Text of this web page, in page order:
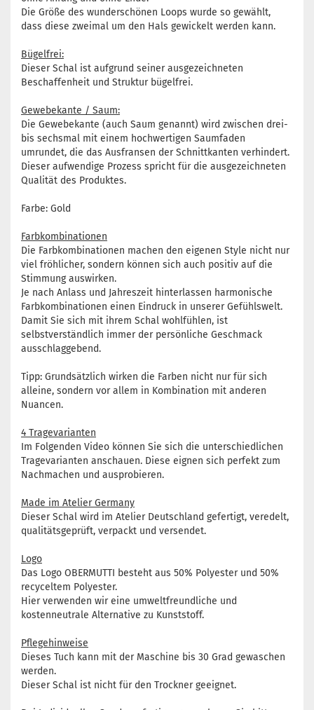
Die Größe des wunderschönen Loops wurde so gewählt,
dass diese zweimal um den Hals gewickelt werden kann.
Bügelfrei:
Dieser Schal ist aufgrund seiner ausgezeichneten
Beschaffenheit und Struktur bügelfrei.
Gewebekante / Saum:
Die Gewebekante (auch Saum genannt) wird zwischen drei-
bis sechsmal mit einem hochwertigen Saumfaden
umrundet, die das Ausfransen der Schnittkanten verhindert.
Dieser aufwendige Prozess spricht für die ausgezeichneten
Qualität des Produktes.
Farbe: Gold
Farbkombinationen
Die Farbkombinationen machen den eigenen Style nicht nur
viel fröhlicher, sondern können sich auch positiv auf die
Stimmung auswirken.
Je nach Anlass und Jahreszeit hinterlassen harmonische
Farbkombinationen einen Eindruck in unserer Gefühlswelt.
Damit Sie sich mit ihrem Schal wohlfühlen, ist
selbstverständlich immer der persönliche Geschmack
ausschlaggebend.
Tipp: Grundsätzlich wirken die Farben nicht nur für sich
alleine, sondern vor allem in Kombination mit anderen
Nuancen.
4 Tragevarianten
Im Folgenden Video können Sie sich die unterschiedlichen
Tragevarianten anschauen. Diese eignen sich perfekt zum
Nachmachen und ausprobieren.
Made im Atelier Germany
Dieser Schal wird im Atelier Deutschland gefertigt, veredelt,
qualitätsgeprüft, verpackt und versendet.
Logo
Das Logo OBERMUTTI besteht aus 50% Polyester und 50%
recyceltem Polyester.
Hier verwenden wir eine umweltfreundliche und
kostenneutrale Alternative zu Kunststoff.
Pflegehinweise
Dieses Tuch kann mit der Maschine bis 30 Grad gewaschen
werden.
Dieser Schal ist nicht für den Trockner geeignet.